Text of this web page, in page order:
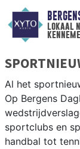
lokaal
Al het
Op Bergens
sportclubs en
handbal tot